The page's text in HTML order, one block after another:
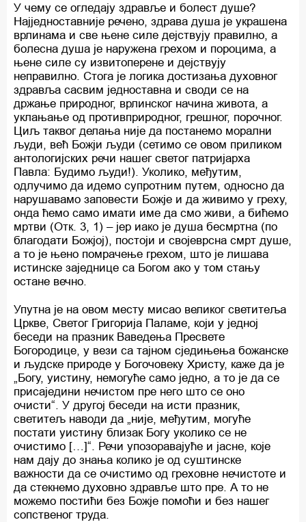
У чему се огледају здравље и болест душе?
Најједноставније речено, здрава душа је украшена
врлинама и све њене силе дејствују правилно, а
болесна душа је наружена грехом и пороцима, а
њене силе су извитоперене и дејствују
неправилно. Стога је логика достизања духовног
здравља сасвим једноставна и своди се на
држање природног, врлинског начина живота, а
уклањање од противприродног, грешног, порочног.
Циљ таквог делања није да постанемо морални
људи, већ Божји људи (сетимо се овом приликом
антологијских речи нашег светог патријарха
Павла: Будимо људи!). Уколико, међутим,
одлучимо да идемо супротним путем, односно да
нарушавамо заповести Божје и да живимо у греху,
онда ћемо само имати име да смо живи, а бићемо
мртви (Отк. 3, 1) – јер иако је душа бесмртна (по
благодати Божјој), постоји и својеврсна смрт душе,
а то је њено помрачење грехом, што је лишава
истинске заједнице са Богом ако у том стању
остане вечно.
Упутна је на овом месту мисао великог светитеља
Цркве, Светог Григорија Паламе, који у једној
беседи на празник Ваведења Пресвете
Богородице, у вези са тајном сједињења божанске
и људске природе у Богочовеку Христу, каже да је
„Богу, уистину, немогуће само једно, а то је да се
присаједини нечистом пре него што се оно
очисти“. У другој беседи на исти празник,
светитељ наводи да „није, међутим, могуће
постати уистину близак Богу уколико се не
очистимо […]“. Речи упозоравајуће и јасне, које
нам дају до знања колико је од суштинске
важности да се очистимо од греховне нечистоте и
да стекнемо духовно здравље што пре. А то не
можемо постићи без Божје помоћи и без нашег
сопственог труда.